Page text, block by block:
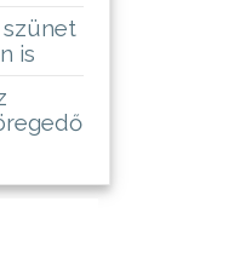
szünet
is